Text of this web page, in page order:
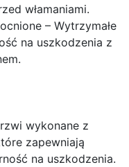
włamaniami.
– Wytrzymałe
na uszkodzenia z
wykonane z
zapewniają
na uszkodzenia.